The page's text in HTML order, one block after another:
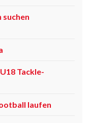
suchen
Tackle-
laufen